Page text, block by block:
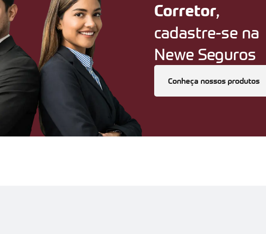
Corretor,
cadastre-se na
Newe Seguros
Conheça nossos produtos